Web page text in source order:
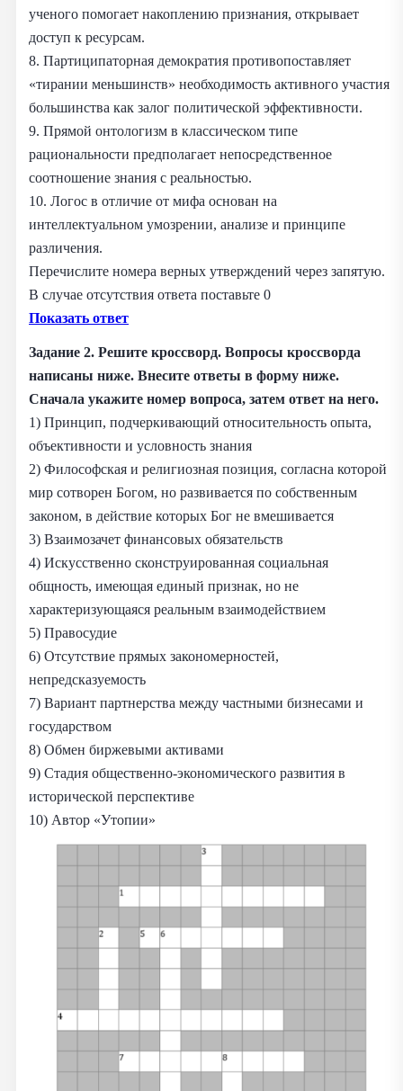
ученого помогает накоплению признания, открывает
доступ к ресурсам.
8. Партиципаторная демократия противопоставляет
«тирании меньшинств» необходимость активного участия
большинства как залог политической эффективности.
9. Прямой онтологизм в классическом типе
рациональности предполагает непосредственное
соотношение знания с реальностью.
10. Логос в отличие от мифа основан на
интеллектуальном умозрении, анализе и принципе
различения.
Перечислите номера верных утверждений через запятую.
В случае отсутствия ответа поставьте 0
Показать ответ
Задание 2. Решите кроссворд. Вопросы кроссворда
написаны ниже. Внесите ответы в форму ниже.
Сначала укажите номер вопроса, затем ответ на него.
1) Принцип, подчеркивающий относительность опыта,
объективности и условность знания
2) Философская и религиозная позиция, согласна которой
мир сотворен Богом, но развивается по собственным
законом, в действие которых Бог не вмешивается
3) Взаимозачет финансовых обязательств
4) Искусственно сконструированная социальная
общность, имеющая единый признак, но не
характеризующаяся реальным взаимодействием
5) Правосудие
6) Отсутствие прямых закономерностей,
непредсказуемость
7) Вариант партнерства между частными бизнесами и
государством
8) Обмен биржевыми активами
9) Стадия общественно-экономического развития в
исторической перспективе
10) Автор «Утопии»